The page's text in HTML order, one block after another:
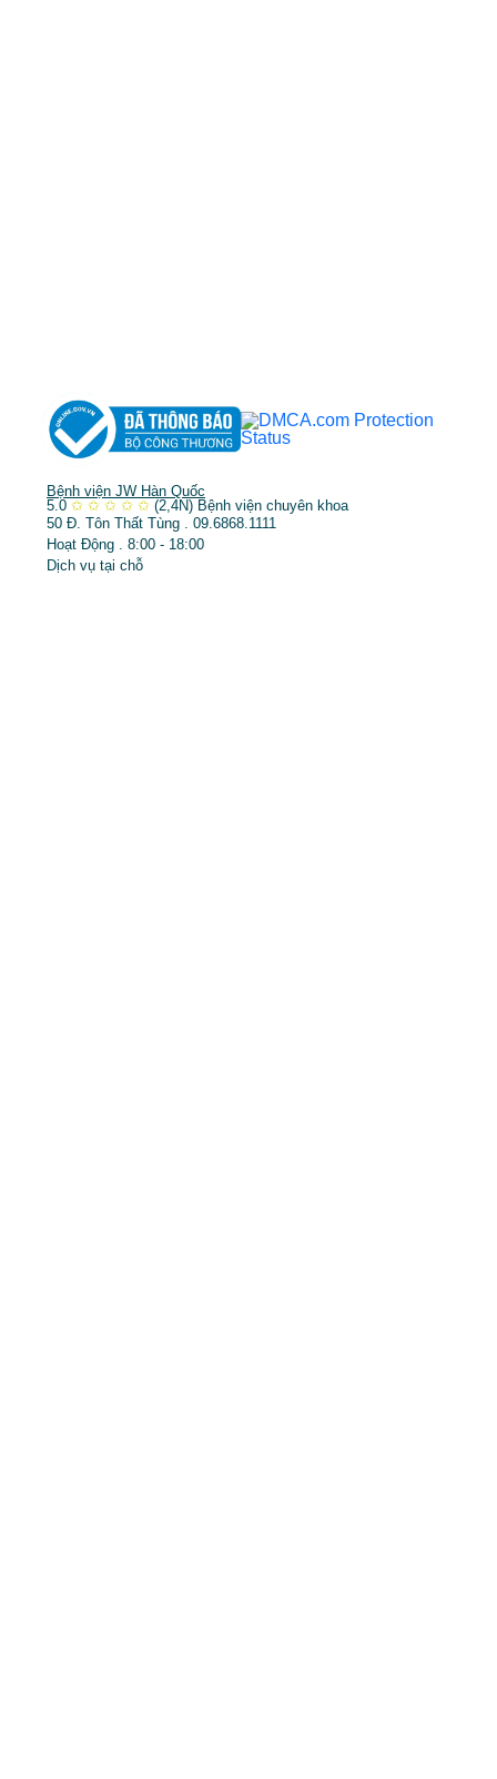
Bệnh viện JW Hàn Quốc
5.0 ✩ ✩ ✩ ✩ ✩ (2,4N) Bệnh viện chuyên khoa
50 Đ. Tôn Thất Tùng . 09.6868.1111
Hoạt Động . 8:00 - 18:00
Dịch vụ tại chỗ